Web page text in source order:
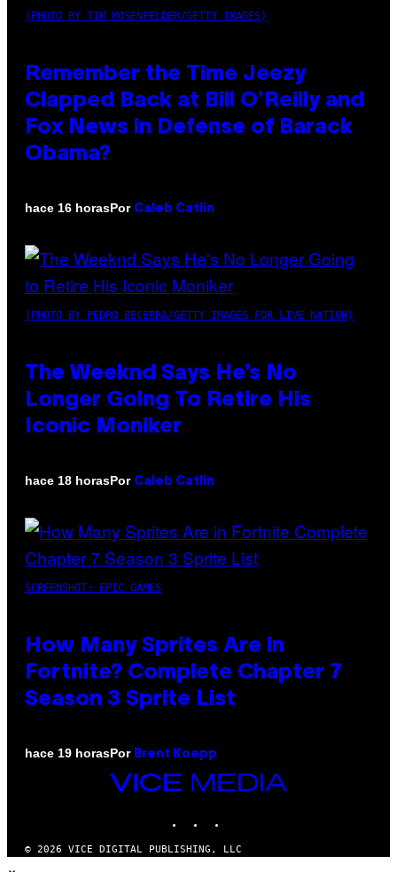
(PHOTO BY TIM MOSENFELDER/GETTY IMAGES)
Remember the Time Jeezy
Clapped Back at Bill O’Reilly and
Fox News in Defense of Barack
Obama?
hace 16 horasPor Caleb Catlin
(PHOTO BY PEDRO BECERRA/GETTY IMAGES FOR LIVE NATION)
The Weeknd Says He’s No
Longer Going To Retire His
Iconic Moniker
hace 18 horasPor Caleb Catlin
SCREENSHOT: EPIC GAMES
How Many Sprites Are in
Fortnite? Complete Chapter 7
Season 3 Sprite List
hace 19 horasPor Brent Koepp
VICE
MEDIA
© 2026 VICE DIGITAL PUBLISHING, LLC